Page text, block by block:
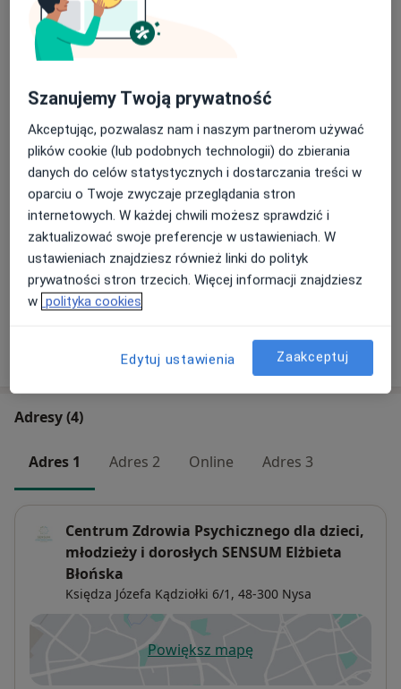
Psychoterapia partnerska
250 zł Szczegóły
Konsultacja psychoterapeutyczna
170 zł Szczegóły
Umów wizytę
Psychoterapia par i małżeństw
250 zł Szczegóły Umów wizytę
Konsultacja online
Od 200 zł Szczegóły
W jaki sposób ustalane są ceny?
Adresy (4)
Adres 1 Adres 2 Online Adres 3
Centrum Zdrowia Psychicznego dla dzieci,
młodzieży i dorosłych SENSUM Elżbieta
Błońska
Księdza Józefa Kądziołki 6/1, 48-300 Nysa
Powiększ mapęotwiera się w nowej karcie
Szanujemy Twoją prywatność
Akceptując, pozwalasz nam i naszym partnerom używać
plików cookie (lub podobnych technologii) do zbierania
danych do celów statystycznych i dostarczania treści w
oparciu o Twoje zwyczaje przeglądania stron
internetowych. W każdej chwili możesz sprawdzić i
zaktualizować swoje preferencje w ustawieniach. W
ustawieniach znajdziesz również linki do polityk
prywatności stron trzecich. Więcej informacji znajdziesz
w polityka cookies
Edytuj ustawienia Zaakceptuj